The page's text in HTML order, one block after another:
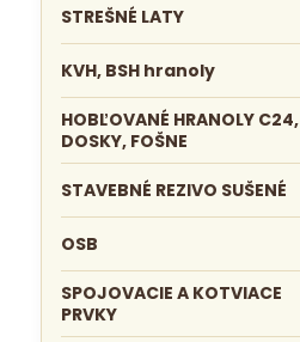
STREŠNÉ LATY
KVH, BSH hranoly
HOBĽOVANÉ HRANOLY C24,
DOSKY, FOŠNE
STAVEBNÉ REZIVO SUŠENÉ
OSB
SPOJOVACIE A KOTVIACE
PRVKY